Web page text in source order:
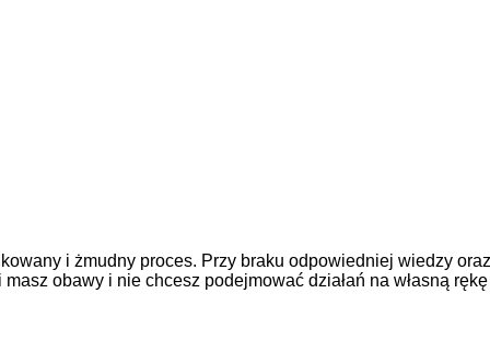
i żmudny proces. Przy braku odpowiedniej wiedzy
obawy i nie chcesz podejmować działań na własną